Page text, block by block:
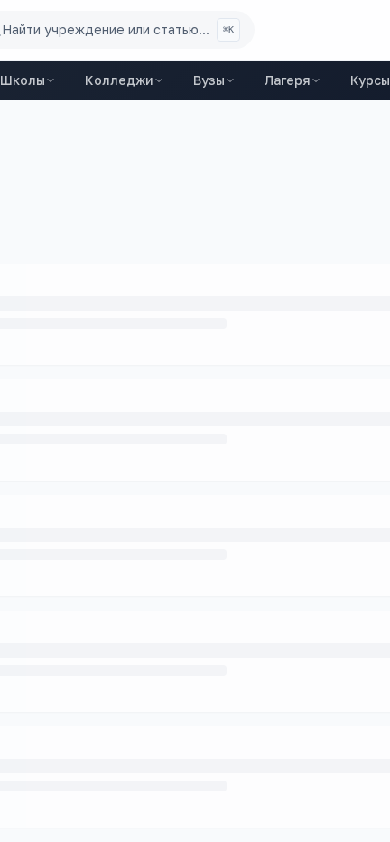
Найти учреждение или статью... ⌘K
Школы Колледжи Вузы Лагеря Курсы